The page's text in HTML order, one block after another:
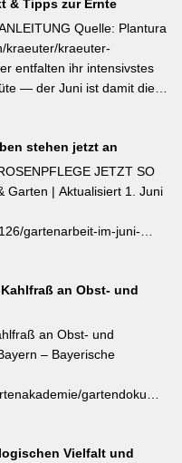
kann direkt gesät oder
bis Anfang Juli möglich,
sind ausschließlich als
Wärme, Sonne und einen
Knollen müssen
& Tipps zur Ernte
Quelle: Plantura
kraeuter/kraeuter-
entfalten ihr intensivstes
— der Juni ist damit die
ätherische Öle
ganze Triebspitzen statt
Neuaustrieb und
Für die Trocknung werden
luftigen Ort aufgehängt
stehen jetzt an
JETZT SO
Garten | Aktualisiert 1. Juni
gartenarbeit-im-juni-
da sie die veredelte
müssen neues
Richtung geleitet
zudem die beste Zeit für
jetzt mit jungen
wirkende
an Obst- und
an Obst- und
– Bayerische
Die charakteristisch
Vielfalt und